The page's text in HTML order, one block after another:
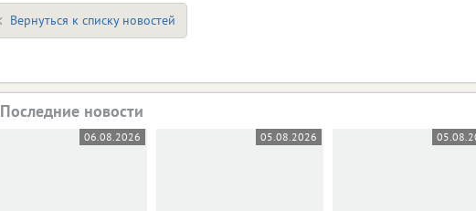
Вернуться к списку новостей
Последние новости
06.08.2026 05.08.2026